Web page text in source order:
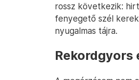
rossz következik:
fenyegető szél
nyugalmas tájra.
Rekordgyors